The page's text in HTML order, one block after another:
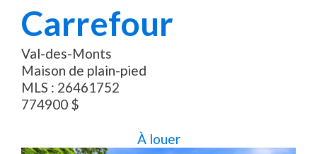
Carrefour
Val-des-Monts
Maison de plain-pied
MLS : 26461752
774900 $
À louer